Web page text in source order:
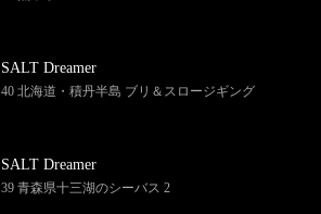
SALT Dreamer
40 北海道・積丹半島 ブリ＆スロージギング
SALT Dreamer
39 青森県十三湖のシーバス 2